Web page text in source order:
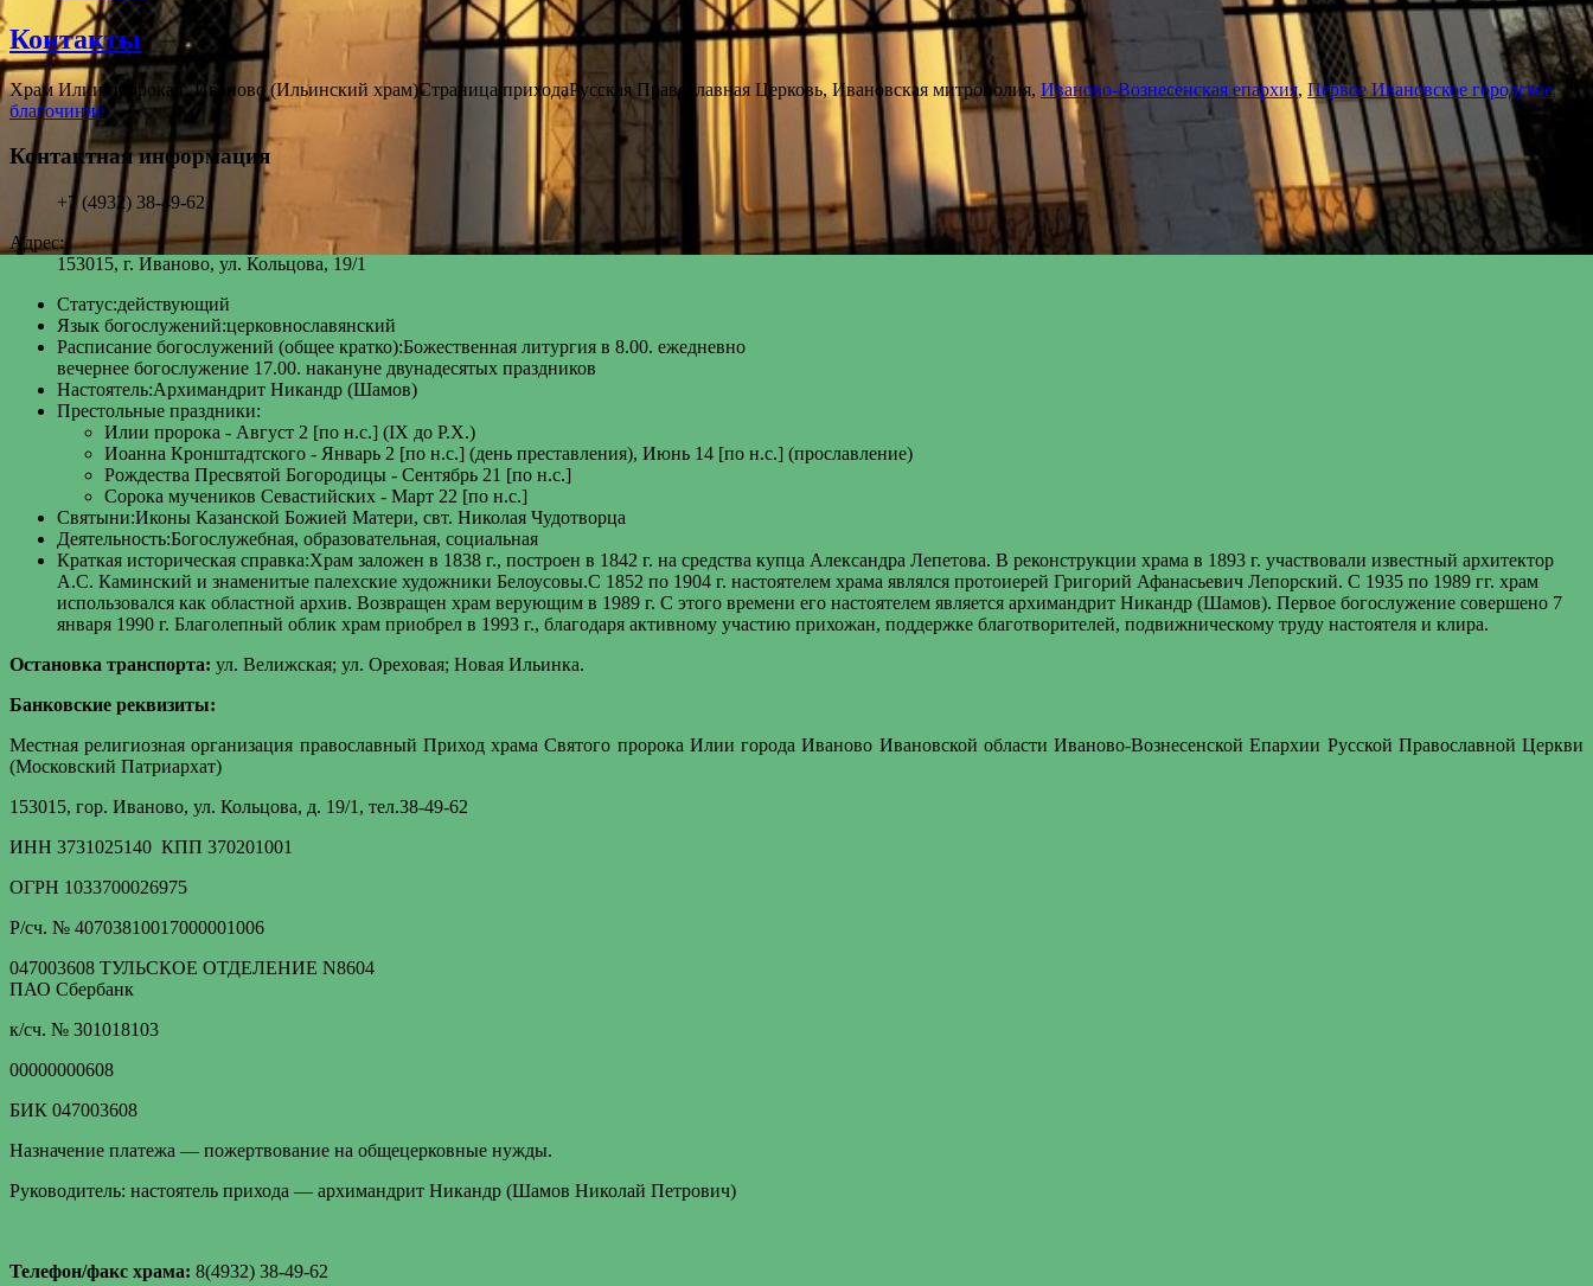
Контакты
Храм Илии пророка г. Иваново (Ильинский храм)Страница приходаРусская Православная Церковь, Ивановская митрополия, Иваново-Вознесенская епархия, Первое Ивановское городское
благочиние
Контактная информация
+7 (4932) 38-49-62
Адрес:
153015, г. Иваново, ул. Кольцова, 19/1
Статус:действующий
Язык богослужений:церковнославянский
Расписание богослужений (общее кратко):Божественная литургия в 8.00. ежедневно
вечернее богослужение 17.00. накануне двунадесятых праздников
Настоятель:Архимандрит Никандр (Шамов)
Престольные праздники:
Илии пророка - Август 2 [по н.с.] (IX до Р.Х.)
Иоанна Кронштадтского - Январь 2 [по н.с.] (день преставления), Июнь 14 [по н.с.] (прославление)
Рождества Пресвятой Богородицы - Сентябрь 21 [по н.с.]
Сорока мучеников Севастийских - Март 22 [по н.с.]
Святыни:Иконы Казанской Божией Матери, свт. Николая Чудотворца
Деятельность:Богослужебная, образовательная, социальная
Краткая историческая справка:Храм заложен в 1838 г., построен в 1842 г. на средства купца Александра Лепетова. В реконструкции храма в 1893 г. участвовали известный архитектор
А.С. Каминский и знаменитые палехские художники Белоусовы.С 1852 по 1904 г. настоятелем храма являлся протоиерей Григорий Афанасьевич Лепорский. С 1935 по 1989 гг. храм
использовался как областной архив. Возвращен храм верующим в 1989 г. С этого времени его настоятелем является архимандрит Никандр (Шамов). Первое богослужение совершено 7
января 1990 г. Благолепный облик храм приобрел в 1993 г., благодаря активному участию прихожан, поддержке благотворителей, подвижническому труду настоятеля и клира.
Остановка транспорта: ул. Велижская; ул. Ореховая; Новая Ильинка.
Банковские реквизиты:
Местная религиозная организация православный Приход храма Святого пророка Илии города Иваново Ивановской области Иваново-Вознесенской Епархии Русской Православной Церкви
(Московский Патриархат)
153015, гор. Иваново, ул. Кольцова, д. 19/1, тел.38-49-62
ИНН 3731025140 КПП 370201001
ОГРН 1033700026975
Р/сч. № 40703810017000001006
047003608 ТУЛЬСКОЕ ОТДЕЛЕНИЕ N8604
ПАО Сбербанк
к/сч. № 301018103
00000000608
БИК 047003608
Назначение платежа — пожертвование на общецерковные нужды.
Руководитель: настоятель прихода — архимандрит Никандр (Шамов Николай Петрович)
Телефон/факс храма: 8(4932) 38-49-62